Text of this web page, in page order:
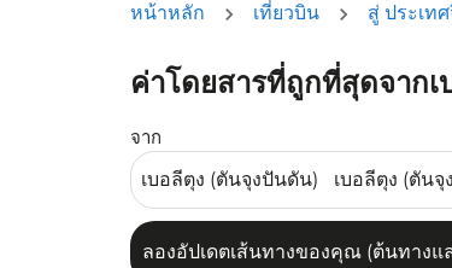
หน้าหลัก เที่ยวบิน สู่ ประเท
ค่าโดยสารที่ถูกที่สุดจาก
จาก
ลองอัปเดตเส้นทางของคุณ (ต้นทาง
ลองอัปเดตเส้นทางของคุณ (ต้นทางแล